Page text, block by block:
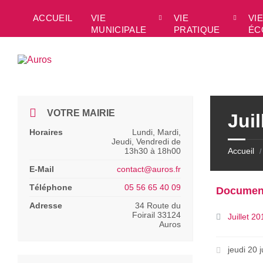
sidebar
ACCUEIL
VIE
MUNICIPALE
VIE
PRATIQUE
VIE
Accueil /
Juillet
jeudi 20
VOTRE MAIRIE
Horaires
Lundi, Mardi,
Jeudi, Vendredi de
13h30 à 18h00
E-Mail
contact@auros.fr
Téléphone
05 56 65 40 09
Adresse
34 Route du
Foirail 33124
Auros